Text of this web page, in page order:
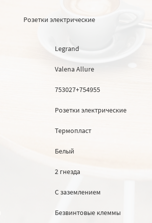
Розетки электрические
Legrand
Valena Allure
753027+754955
Розетки электрические
Термопласт
Белый
2 гнезда
С заземлением
Безвинтовые клеммы